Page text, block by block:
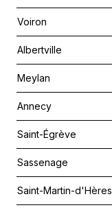
Voiron
Albertville
Meylan
Annecy
Saint-Égrève
Sassenage
Saint-Martin-d'Hères